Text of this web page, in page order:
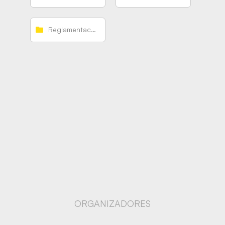
ORGANIZADORES
Reglamentaciones